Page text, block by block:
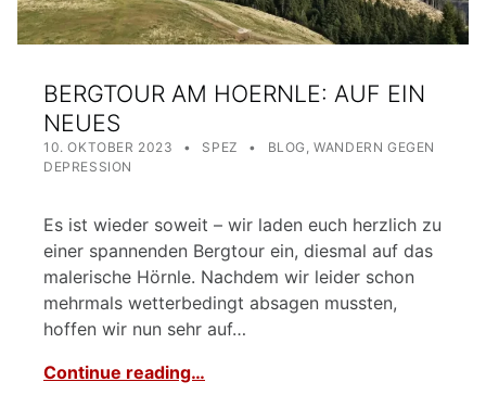
BERGTOUR AM HOERNLE: AUF EIN
NEUES
10. OKTOBER 2023 SPEZ CATEGORIZED IN:
BLOG ,WANDERN GEGEN
DEPRESSION
Es ist wieder soweit – wir laden euch herzlich zu
einer spannenden Bergtour ein, diesmal auf das
malerische Hörnle. Nachdem wir leider schon
mehrmals wetterbedingt absagen mussten,
hoffen wir nun sehr auf…
Continue reading…